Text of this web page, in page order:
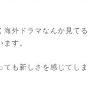
海外ドラマなんか見てる
す。
も新しさを感じてしま